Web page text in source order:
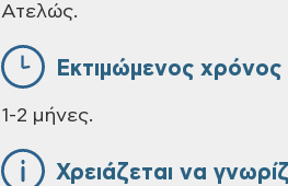
Ατελώς.
Εκτιμώμενος χρόνος
1-2 μήνες.
Χρειάζεται να